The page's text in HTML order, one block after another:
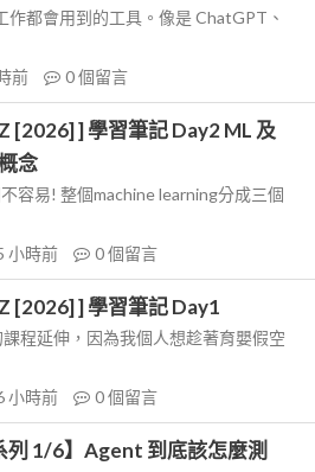
都會用到的工具。像是 ChatGPT、
前 0個留言
[2026] ] 學習筆記 Day2 ML 及
念
容易! 整個machine learning分成三個
小時前 0個留言
[2026] ] 學習筆記 Day1
程延伸，因為我個人想趁著育嬰假空
小時前 0個留言
列 1/6】Agent 到底該怎麼測